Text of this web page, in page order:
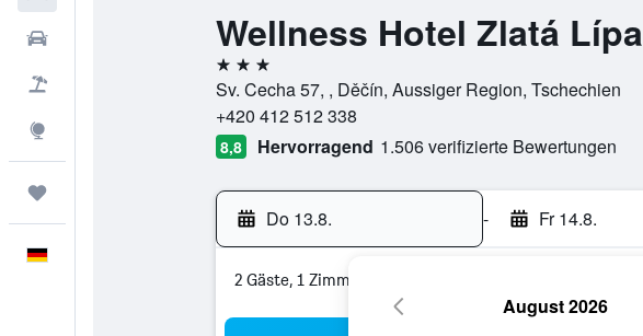
Wellness Hotel Zlatá Lípa
3 Sterne
Sv. Cecha 57, , Děčín, Aussiger Region, Tschechien
+420 412 512 338
8,8 Hervorragend 1.506 verifizierte Bewertungen
Do 13.8. - Fr 14.8.
2 Gäste, 1 Zimmer
August 2026